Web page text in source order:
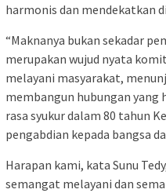
harmonis dan mendekatkan
“Maknanya bukan sekadar
merupakan wujud nyata
melayani masyarakat,
membangun hubungan yang
rasa syukur dalam 80 tahun
pengabdian kepada bangsa
Harapan kami, kata Sunu
semangat melayani dan